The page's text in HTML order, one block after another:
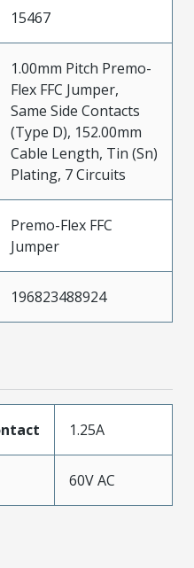
15467
1.00mm Pitch Premo-
Flex FFC Jumper,
Same Side Contacts
(Type D), 152.00mm
Cable Length, Tin (Sn)
Plating, 7 Circuits
Premo-Flex FFC
Jumper
196823488924
1.25A
60V AC